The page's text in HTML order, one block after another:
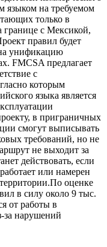
языком на требуемом
только в
границе с Мексикой,
правил будет
унификацию
FMCSA предлагает
с
которым
языка является
в приграничных
смогут выписывать
требований, но не
не выходит за
действовать, если
или намерен
оценке
в силу около 9 тыс.
от работы в
за нарушений